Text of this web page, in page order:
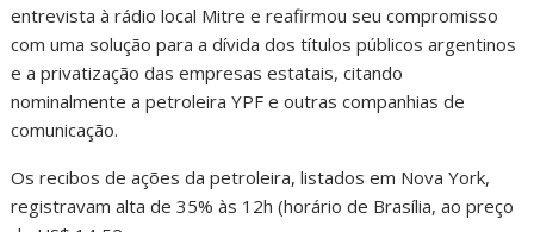
entrevista à rádio local Mitre e reafirmou seu compromisso
com uma solução para a dívida dos títulos públicos argentinos
e a privatização das empresas estatais, citando
nominalmente a petroleira YPF e outras companhias de
comunicação.
Os recibos de ações da petroleira, listados em Nova York,
registravam alta de 35% às 12h (horário de Brasília, ao preço